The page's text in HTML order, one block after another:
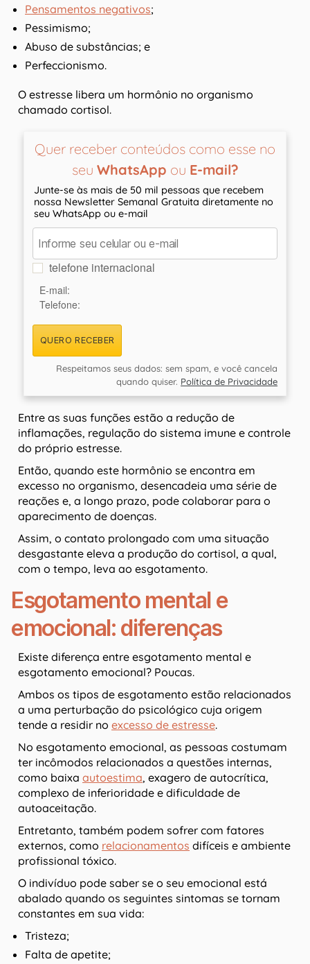
Pensamentos negativos;
Pessimismo;
Abuso de substâncias; e
Perfeccionismo.
O estresse libera um hormônio no organismo
chamado cortisol.
Quer receber conteúdos como esse no
seu WhatsApp ou E-mail?
Junte-se às mais de 50 mil pessoas que recebem
nossa Newsletter Semanal Gratuita diretamente no
seu WhatsApp ou e-mail
telefone internacional
E-mail:
Telefone:
QUERO RECEBER
Respeitamos seus dados: sem spam, e você cancela
quando quiser. Política de Privacidade
Entre as suas funções estão a redução de
inflamações, regulação do sistema imune e controle
do próprio estresse.
Então, quando este hormônio se encontra em
excesso no organismo, desencadeia uma série de
reações e, a longo prazo, pode colaborar para o
aparecimento de doenças.
Assim, o contato prolongado com uma situação
desgastante eleva a produção do cortisol, a qual,
com o tempo, leva ao esgotamento.
Esgotamento mental e
emocional: diferenças
Existe diferença entre esgotamento mental e
esgotamento emocional? Poucas.
Ambos os tipos de esgotamento estão relacionados
a uma perturbação do psicológico cuja origem
tende a residir no excesso de estresse.
No esgotamento emocional, as pessoas costumam
ter incômodos relacionados a questões internas,
como baixa autoestima, exagero de autocrítica,
complexo de inferioridade e dificuldade de
autoaceitação.
Entretanto, também podem sofrer com fatores
externos, como relacionamentos difíceis e ambiente
profissional tóxico.
O indivíduo pode saber se o seu emocional está
abalado quando os seguintes sintomas se tornam
constantes em sua vida:
Tristeza;
Falta de apetite;